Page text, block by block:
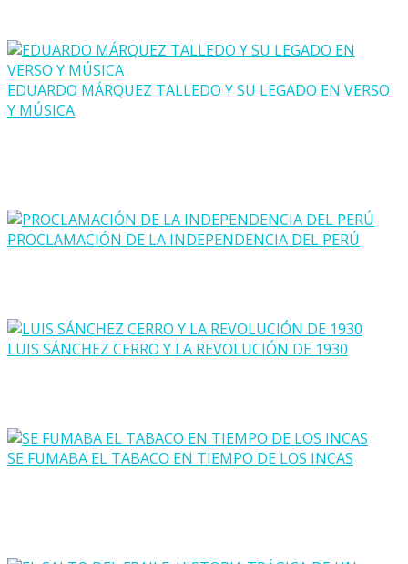
EDUARDO MÁRQUEZ TALLEDO Y SU LEGADO EN VERSO
Y MÚSICA
PROCLAMACIÓN DE LA INDEPENDENCIA DEL PERÚ
LUIS SÁNCHEZ CERRO Y LA REVOLUCIÓN DE 1930
SE FUMABA EL TABACO EN TIEMPO DE LOS INCAS